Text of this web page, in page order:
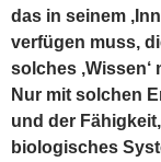
das in seinem
verfügen muss,
solches
Nur mit solchen
und der
biologisches